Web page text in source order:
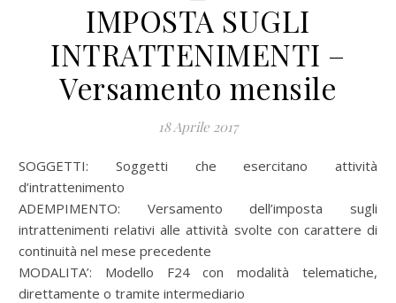
IMPOSTA SUGLI
INTRATTENIMENTI –
Versamento mensile
18 Aprile 2017
SOGGETTI: Soggetti che esercitano attività
d’intrattenimento
ADEMPIMENTO: Versamento dell’imposta sugli
intrattenimenti relativi alle attività svolte con carattere di
continuità nel mese precedente
MODALITA’: Modello F24 con modalità telematiche,
direttamente o tramite intermediario